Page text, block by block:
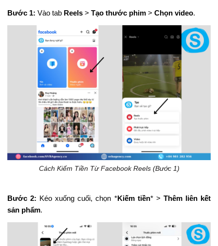
Bước 1: Vào tab Reels > Tạo thước phim > Chọn video.
Cách Kiếm Tiền Từ Facebook Reels (Bước 1)
Bước 2: Kéo xuống cuối, chọn *Kiếm tiền* > Thêm liên kết
sản phẩm.